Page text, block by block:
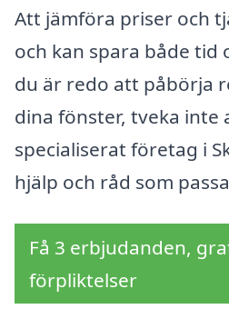
Att jämföra priser och
och kan spara både tid
du är redo att påbörja
dina fönster, tveka
specialiserat företag i
hjälp och råd som
Få 3 erbjudanden,
förpliktelser